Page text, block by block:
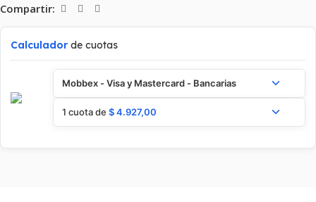
Compartir:
Calculador de cuotas
Mobbex - Visa y Mastercard - Bancarias
1 cuota de $4.927,00